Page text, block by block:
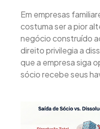
Em empresas
costuma ser a pior
negócio construído
direito privilegia a
que a empresa siga
sócio recebe seus